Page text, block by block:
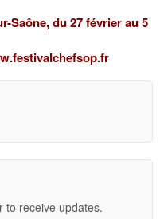
Saône, du 27 février au 5
to receive updates.